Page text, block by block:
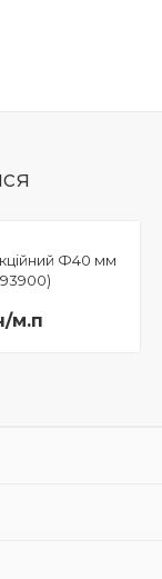
Ф40 мм
м.п